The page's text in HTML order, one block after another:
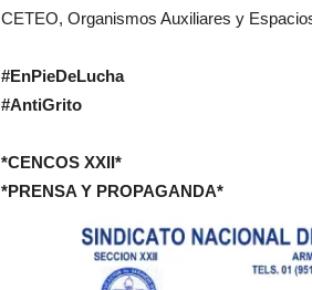
CETEO, Organismos Auxiliares y
#EnPieDeLucha
#AntiGrito
*CENCOS XXII*
*PRENSA Y PROPAGANDA*